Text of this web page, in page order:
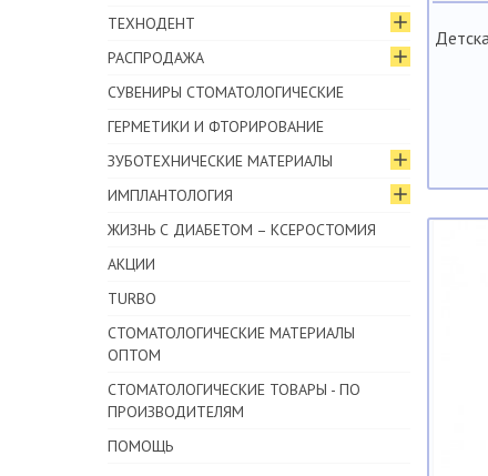
ТЕХНОДЕНТ
РАСПРОДАЖА
СУВЕНИРЫ СТОМАТОЛОГИЧЕСКИЕ
ГЕРМЕТИКИ И ФТОРИРОВАНИЕ
ЗУБОТЕХНИЧЕСКИЕ МАТЕРИАЛЫ
ИМПЛАНТОЛОГИЯ
ЖИЗНЬ С ДИАБЕТОМ – КСЕРОСТОМИЯ
АКЦИИ
TURBO
СТОМАТОЛОГИЧЕСКИЕ МАТЕРИАЛЫ
ОПТОМ
СТОМАТОЛОГИЧЕСКИЕ ТОВАРЫ - ПО
ПРОИЗВОДИТЕЛЯМ
ПОМОЩЬ